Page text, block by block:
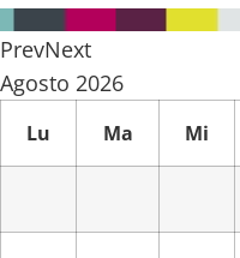
PrevNext
Agosto 2026
Lu Ma Mi